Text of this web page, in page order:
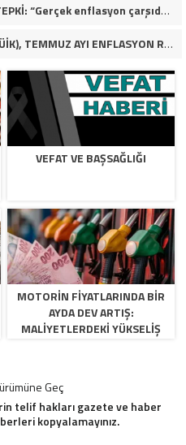
TRABZON’DA TÜİK VERİLERİNE TEPKİ: “Gerçek enflasyon çarşıda, pazarda ve mutfakta yaşanıyor”
TÜRKİYE İSTATİSTİK KURUMU (TÜİK), TEMMUZ AYI ENFLASYON RAKAMLARINI AÇIKLADI
VEFAT VE BAŞSAĞLIĞI
MOTORİN FİYATLARINDA BİR
AYDA DEV ARTIŞ:
MALIYETLERDEKI YÜKSELIŞ
Geç
telif hakları gazete ve haber
kopyalamayınız.